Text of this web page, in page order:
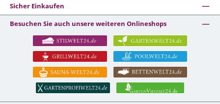
Sicher Einkaufen
Besuchen Sie auch unsere weiteren Onlineshops